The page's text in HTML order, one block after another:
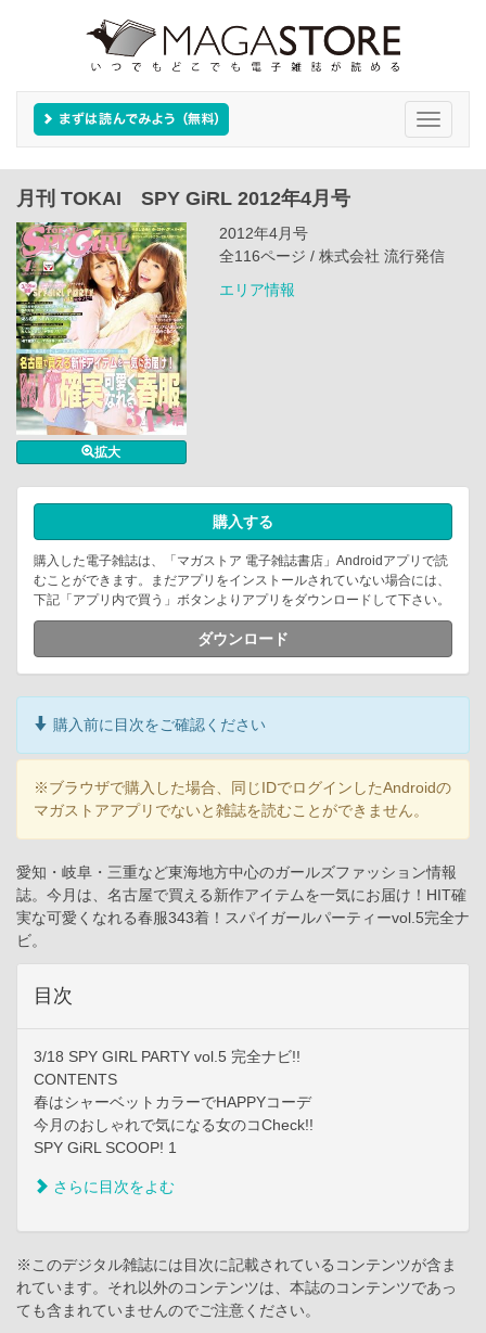
Toggle
月刊 TOKAI SPY GiRL 2012年4月号
拡大
2012年4月号
全116ページ / 株式会社 流行発信
エリア情報
購入する
購入した電子雑誌は、「マガストア 電子雑誌書店」Androidアプリで読
むことができます。まだアプリをインストールされていない場合には、
下記「アプリ内で買う」ボタンよりアプリをダウンロードして下さい。
ダウンロード
購入前に目次をご確認ください
※ブラウザで購入した場合、同じIDでログインしたAndroidの
マガストアアプリでないと雑誌を読むことができません。
愛知・岐阜・三重など東海地方中心のガールズファッション情報
誌。今月は、名古屋で買える新作アイテムを一気にお届け！HIT確
実な可愛くなれる春服343着！スパイガールパーティーvol.5完全ナ
ビ。
目次
3/18 SPY GIRL PARTY vol.5 完全ナビ!!
CONTENTS
春はシャーベットカラーでHAPPYコーデ
今月のおしゃれで気になる女のコCheck!!
SPY GiRL SCOOP! 1
さらに目次をよむ
※このデジタル雑誌には目次に記載されているコンテンツが含ま
れています。それ以外のコンテンツは、本誌のコンテンツであっ
ても含まれていませんのでご注意ください。